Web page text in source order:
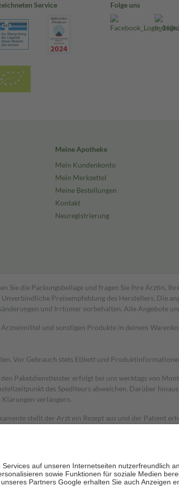
Service Folge uns
Meine Apotheke
Mein Kundenkonto
Mein Merkzettel
Meine Bestellungen
Kontakt
Neuregistrierung
Sie die Packungsbeilage und fragen Sie Ihre Ärztin,
Preisempfehlung des Herstellers. Die
und Irrtümer vorbehalten. Alle Angebote
und sonstigen Produkte in deinem
Vor Gebrauch stets Etikett und
Paketdienstleister erfolgt bei uns werktags von
des Spediteurs abweichen. Darüber
verlängern.
stellt der Arzt ein Rezept aus und der Patient
in Höhe von zehn Prozent des Abgabepreises,
beträgt die Zuzahlung zehn Prozent der
für ihre eigene Gesundheit zu stärken und die